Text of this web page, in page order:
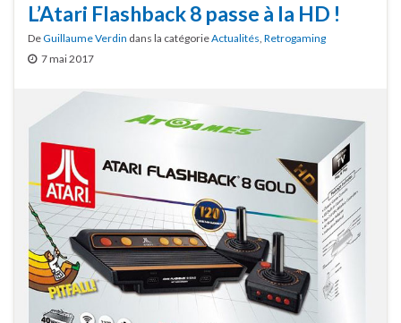
L’Atari Flashback 8 passe à la HD !
DeGuillaume Verdin dans la catégorieActualités, Retrogaming
7 mai 2017